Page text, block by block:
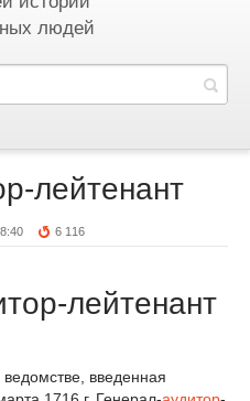
людей
лейтенант
6 116
лейтенант
введенная